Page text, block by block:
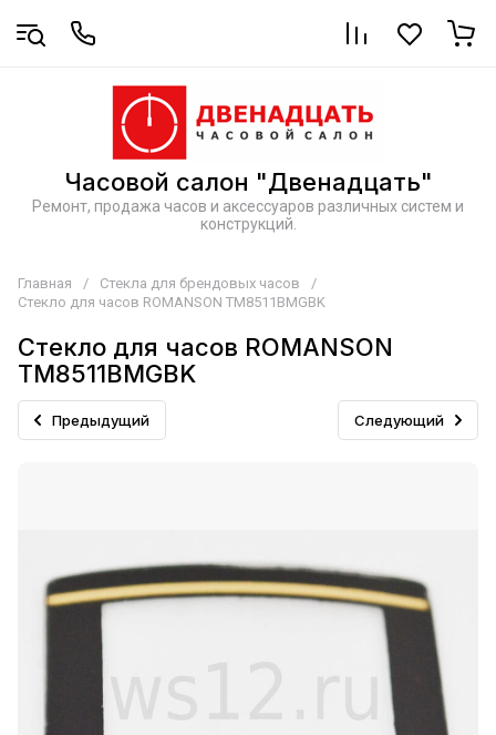
Часовой салон "Двенадцать"
Ремонт, продажа часов и аксессуаров различных систем и
конструкций.
Главная / Стекла для брендовых часов
/
Стекло для часов ROMANSON TM8511BMGBK
Стекло для часов ROMANSON
TM8511BMGBK
Предыдущий Следующий